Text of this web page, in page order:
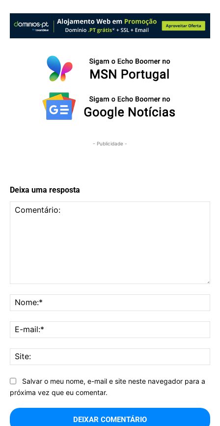
- Publicidade -
Deixa uma resposta
Salvar o meu nome, e-mail e site neste navegador para a
próxima vez que eu comentar.